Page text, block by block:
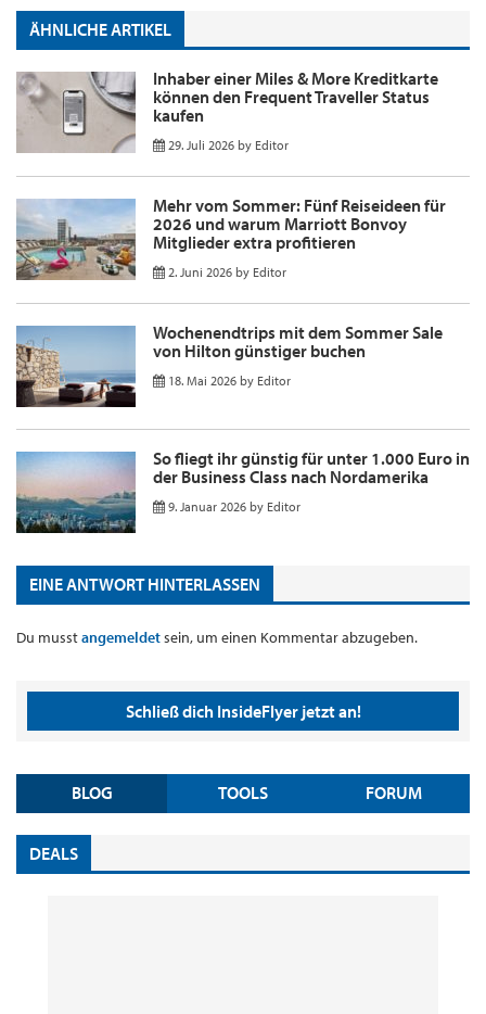
ÄHNLICHE ARTIKEL
Inhaber einer Miles & More Kreditkarte
können den Frequent Traveller Status
kaufen
29. Juli 2026 by Editor
Mehr vom Sommer: Fünf Reiseideen für
2026 und warum Marriott Bonvoy
Mitglieder extra profitieren
2. Juni 2026 by Editor
Wochenendtrips mit dem Sommer Sale
von Hilton günstiger buchen
18. Mai 2026 by Editor
So fliegt ihr günstig für unter 1.000 Euro in
der Business Class nach Nordamerika
9. Januar 2026 by Editor
EINE ANTWORT HINTERLASSEN
Du musstangemeldetsein, um einen Kommentar abzugeben.
Schließ dich InsideFlyer jetzt an!
BLOG TOOLS FORUM
DEALS